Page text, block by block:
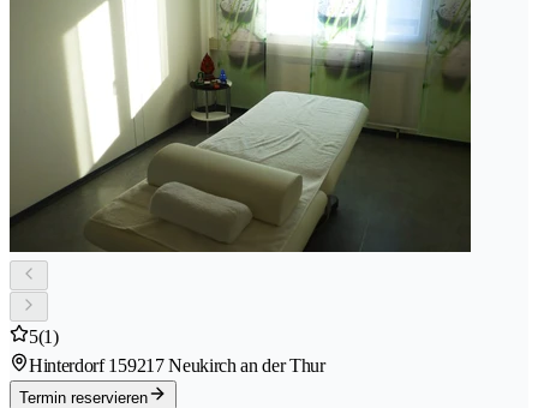
5(1)
Hinterdorf 159217 Neukirch an der Thur
Termin reservieren